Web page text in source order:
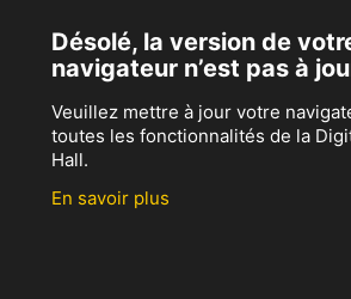
Désolé, la version de
navigateur n’est pas à
Veuillez mettre à jour votre
toutes les fonctionnalités de la
Hall.
En savoir plus